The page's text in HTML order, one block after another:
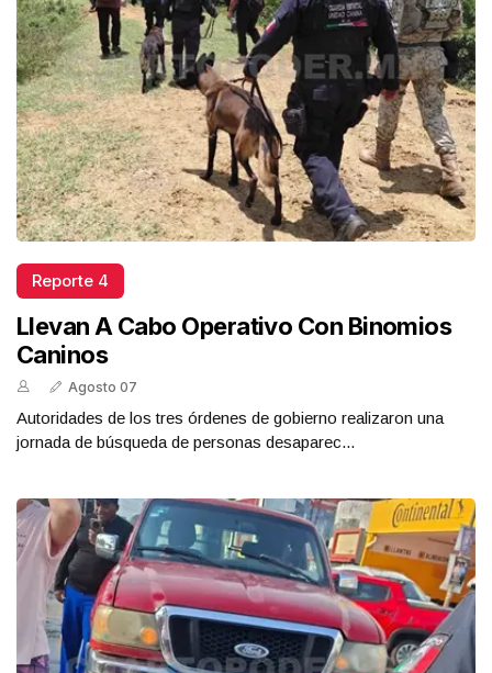
Reporte 4
Llevan A Cabo Operativo Con Binomios
Caninos
Agosto 07
Autoridades de los tres órdenes de gobierno realizaron una
jornada de búsqueda de personas desaparec...